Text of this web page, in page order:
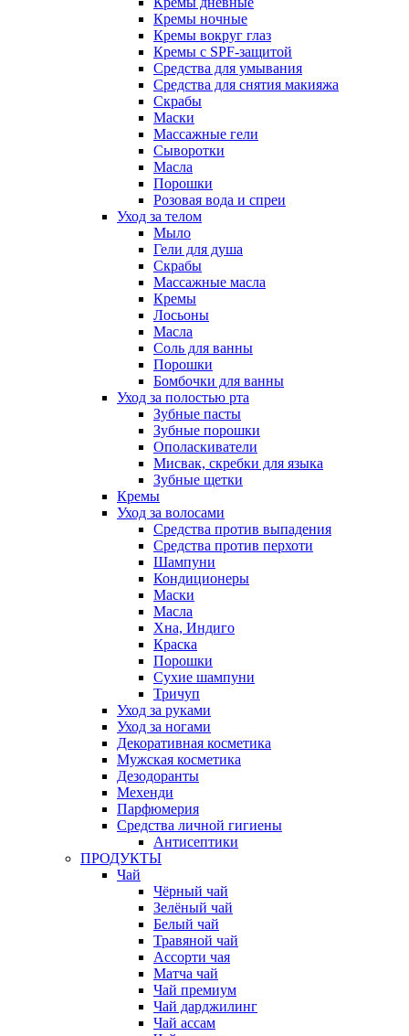
Кремы ночные
Кремы вокруг глаз
Кремы с SPF-защитой
Средства для умывания
Средства для снятия макияжа
Скрабы
Маски
Массажные гели
Сыворотки
Масла
Порошки
Розовая вода и спреи
Уход за телом
Мыло
Гели для душа
Скрабы
Массажные масла
Кремы
Лосьоны
Масла
Соль для ванны
Порошки
Бомбочки для ванны
Уход за полостью рта
Зубные пасты
Зубные порошки
Ополаскиватели
Мисвак, скребки для языка
Зубные щетки
Кремы
Уход за волосами
Средства против выпадения
Средства против перхоти
Шампуни
Кондиционеры
Маски
Масла
Хна, Индиго
Краска
Порошки
Сухие шампуни
Тричуп
Уход за руками
Уход за ногами
Декоративная косметика
Мужская косметика
Дезодоранты
Мехенди
Парфюмерия
Средства личной гигиены
Антисептики
ПРОДУКТЫ
Чай
Чёрный чай
Зелёный чай
Белый чай
Травяной чай
Ассорти чая
Матча чай
Чай премиум
Чай дарджилинг
Чай ассам